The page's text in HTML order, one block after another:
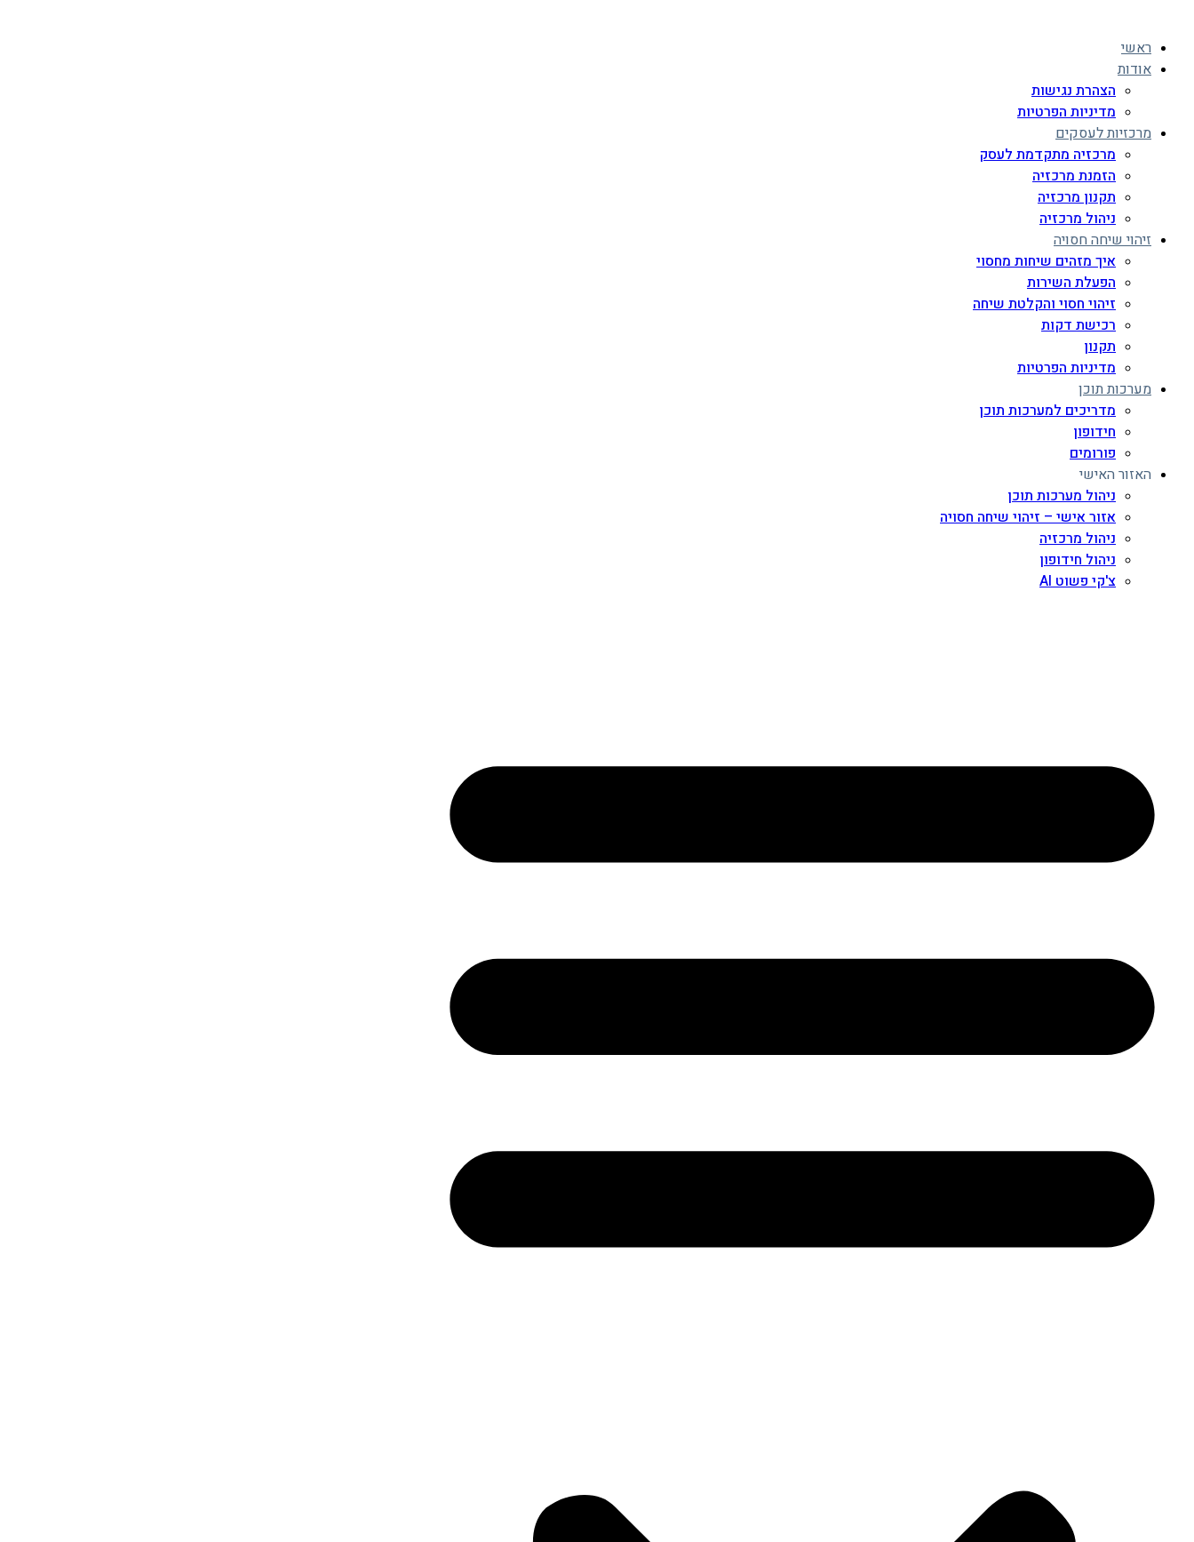
ראשי
אודות
הצהרת נגישות
מדיניות הפרטיות
מרכזיות לעסקים
מרכזיה מתקדמת לעסק
הזמנת מרכזיה
תקנון מרכזיה
ניהול מרכזיה
זיהוי שיחה חסויה
איך מזהים שיחות מחסוי
הפעלת השירות
זיהוי חסוי והקלטת שיחה
רכישת דקות
תקנון
מדיניות הפרטיות
מערכות תוכן
מדריכים למערכות תוכן
חידופון
פורומים
האזור האישי
ניהול מערכות תוכן
אזור אישי – זיהוי שיחה חסויה
ניהול מרכזיה
ניהול חידופון
צ'קי פשוט AI